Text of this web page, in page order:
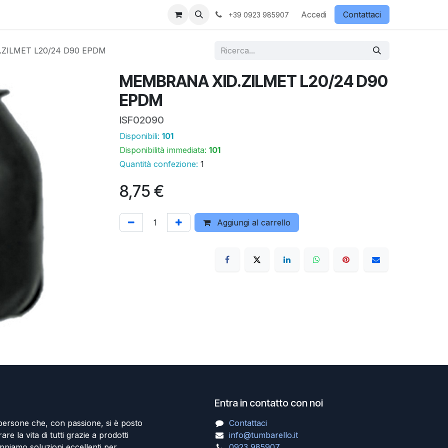
Assistenza tecnica I nostri partner Contattaci Negozio
+39 0923 985907 Accedi Contattaci
L20/24 D90 EPDM
MEMBRANA XID.ZILMET L20/24 D90
EPDM
ISF02090
Disponibili: 101
Disponibilità immediata: 101
Quantità confezione: 1
8,75 €
Aggiungi al carrello
che, con passione, si è posto
la vita di tutti grazie a prodotti
Entra in contatto con noi
Contattaci
info@tumbarello.it